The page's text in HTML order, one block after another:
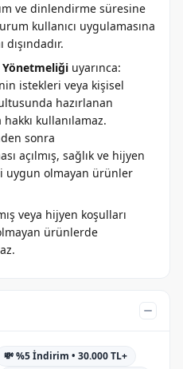
ve dinlendirme süresine
kullanıcı uygulamasına
Yönetmeliği uyarınca:
istekleri veya kişisel
hazırlanan
kullanılamaz.
sonra
açılmış, sağlık ve hijyen
uygun olmayan ürünler
veya hijyen koşulları
ürünlerde
💸 %5 İndirim • 30.000 TL+